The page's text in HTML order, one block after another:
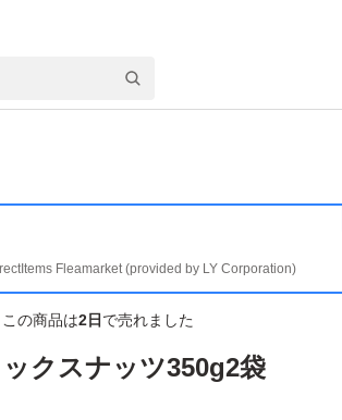
Fleamarket (provided by LY Corporation)
この商品は2日 で売れました
ックスナッツ350g2袋